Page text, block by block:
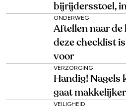
bijrijdersstoel,
ONDERWEG
Aftellen naar
deze checklist
voor
VERZORGING
Handig! Nagels
gaat
VEILIGHEID